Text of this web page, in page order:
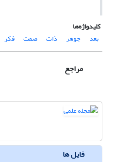
کلیدواژه‌ها
بعد
جوهر ذات صفت فکر
مراجع
فایل ها